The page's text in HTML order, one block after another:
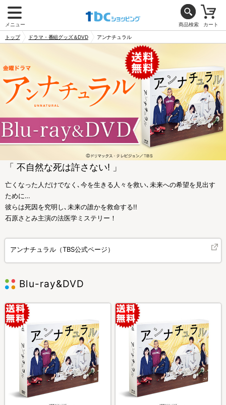
メニュー 商品検索 カート
トップ ドラマ・番組グッズ＆DVD アンナチュラル
「 不自然な死は許さない! 」
亡くなった人だけでなく､今を生きる人々を救い､未来への希望を見出す
ために…
彼らは死因を究明し､未来の誰かを救命する!!
石原さとみ主演の法医学ミステリー！
アンナチュラル（TBS公式ページ）
Blu-ray&DVD